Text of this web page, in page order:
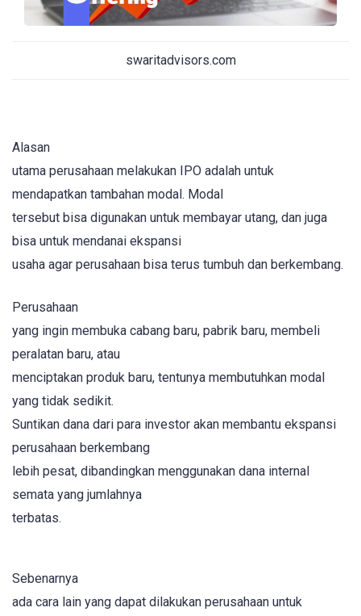
swaritadvisors.com
Alasan
utama perusahaan melakukan IPO adalah untuk
mendapatkan tambahan modal. Modal
tersebut bisa digunakan untuk membayar utang, dan juga
bisa untuk mendanai ekspansi
usaha agar perusahaan bisa terus tumbuh dan berkembang.
Perusahaan
yang ingin membuka cabang baru, pabrik baru, membeli
peralatan baru, atau
menciptakan produk baru, tentunya membutuhkan modal
yang tidak sedikit.
Suntikan dana dari para investor akan membantu ekspansi
perusahaan berkembang
lebih pesat, dibandingkan menggunakan dana internal
semata yang jumlahnya
terbatas.
Sebenarnya
ada cara lain yang dapat dilakukan perusahaan untuk